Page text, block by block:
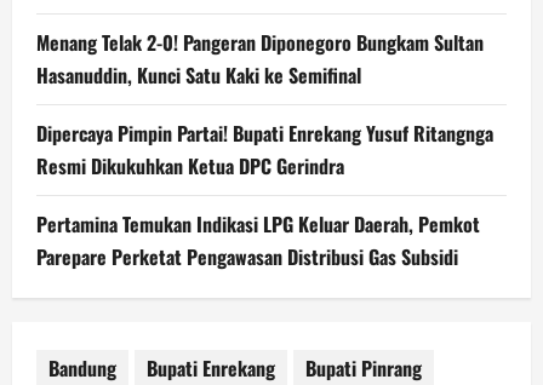
Menang Telak 2-0! Pangeran Diponegoro Bungkam Sultan
Hasanuddin, Kunci Satu Kaki ke Semifinal
Dipercaya Pimpin Partai! Bupati Enrekang Yusuf Ritangnga
Resmi Dikukuhkan Ketua DPC Gerindra
Pertamina Temukan Indikasi LPG Keluar Daerah, Pemkot
Parepare Perketat Pengawasan Distribusi Gas Subsidi
Bandung Bupati Enrekang
Bupati Pinrang